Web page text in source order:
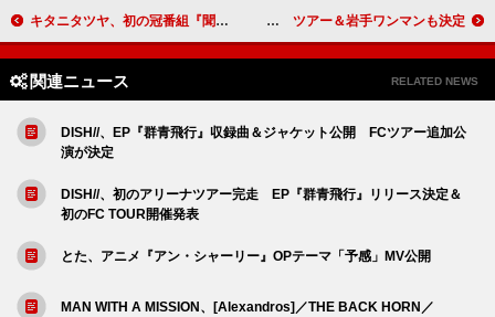
キタニタツヤ、初の冠番組『聞き耳キタニ』放送決定で「“あのちゃん”ぐらい売れたいです！」 Cody・Lee(李)、EP＆日比谷野音公演Blu-rayを9月リリース ツアー＆岩手ワンマンも決定
関連ニュース RELATED NEWS
DISH//、EP『群青飛行』収録曲＆ジャケット公開 FCツアー追加公
演が決定
DISH//、初のアリーナツアー完走 EP『群青飛行』リリース決定＆
初のFC TOUR開催発表
とた、アニメ『アン・シャーリー』OPテーマ「予感」MV公開
MAN WITH A MISSION、[Alexandros]／THE BACK HORN／